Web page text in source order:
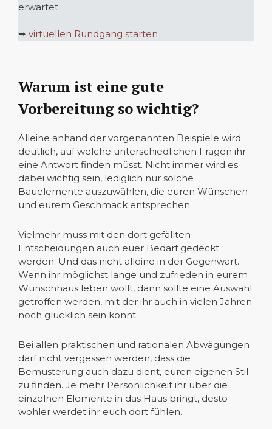
erwartet.
➥ virtuellen Rundgang starten
Warum ist eine gute
Vorbereitung so wichtig?
Alleine anhand der vorgenannten Beispiele wird
deutlich, auf welche unterschiedlichen Fragen ihr
eine Antwort finden müsst. Nicht immer wird es
dabei wichtig sein, lediglich nur solche
Bauelemente auszuwählen, die euren Wünschen
und eurem Geschmack entsprechen.
Vielmehr muss mit den dort gefällten
Entscheidungen auch euer Bedarf gedeckt
werden. Und das nicht alleine in der Gegenwart.
Wenn ihr möglichst lange und zufrieden in eurem
Wunschhaus leben wollt, dann sollte eine Auswahl
getroffen werden, mit der ihr auch in vielen Jahren
noch glücklich sein könnt.
Bei allen praktischen und rationalen Abwägungen
darf nicht vergessen werden, dass die
Bemusterung auch dazu dient, euren eigenen Stil
zu finden. Je mehr Persönlichkeit ihr über die
einzelnen Elemente in das Haus bringt, desto
wohler werdet ihr euch dort fühlen.